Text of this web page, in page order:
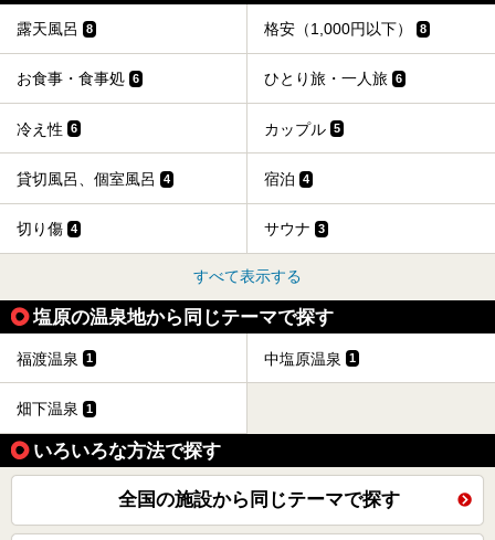
露天風呂 8 格安（1,000円以下） 8
お食事・食事処 6 ひとり旅・一人旅 6
冷え性 6 カップル 5
貸切風呂、個室風呂 4 宿泊 4
切り傷 4 サウナ 3
すべて表示する
塩原の温泉地から同じテーマで探す
福渡温泉 1 中塩原温泉 1
畑下温泉 1
いろいろな方法で探す
全国の施設から同じテーマで探す